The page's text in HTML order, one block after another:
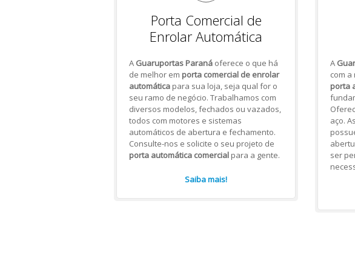
Porta Comercial de
Enrolar Automática
A Guaruportas Paranáoferece o que há
de melhor em porta comercial de enrolar
automáticapara sua loja, seja qual for o
seu ramo de negócio. Trabalhamos com
diversos modelos, fechados ou vazados,
todos com motores e sistemas
automáticos de abertura e fechamento.
Consulte-nos e solicite o seu projeto de
porta automática comercialpara a gente.
Saiba mais!
A
com
porta
aço. As
ser